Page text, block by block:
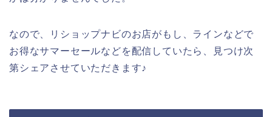
なので、リショップナビのお店がもし、ラインなどで
お得なサマーセールなどを配信していたら、見つけ次
第シェアさせていただきます♪